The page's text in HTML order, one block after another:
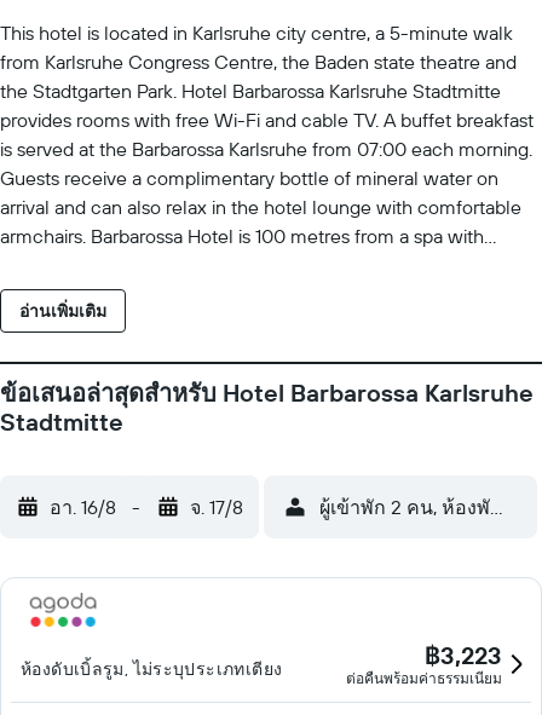
This hotel is located in Karlsruhe city centre, a 5-minute walk
from Karlsruhe Congress Centre, the Baden state theatre and
the Stadtgarten Park. Hotel Barbarossa Karlsruhe Stadtmitte
provides rooms with free Wi-Fi and cable TV. A buffet breakfast
is served at the Barbarossa Karlsruhe from 07:00 each morning.
Guests receive a complimentary bottle of mineral water on
arrival and can also relax in the hotel lounge with comfortable
armchairs. Barbarossa Hotel is 100 metres from a spa with
nearby.
อ่านเพิ่มเติม
ข้อเสนอล่าสุดสำหรับ Hotel Barbarossa Karlsruhe
Stadtmitte
อา. 16/8 - จ. 17/8 ผู้เข้าพัก 2 คน, ห้องพัก 1 ห้
ห้องดับเบิ้ลรูม, ไม่ระบุประเภทเตียง ฿3,223
ต่อคืนพร้อมค่าธรรมเนียม